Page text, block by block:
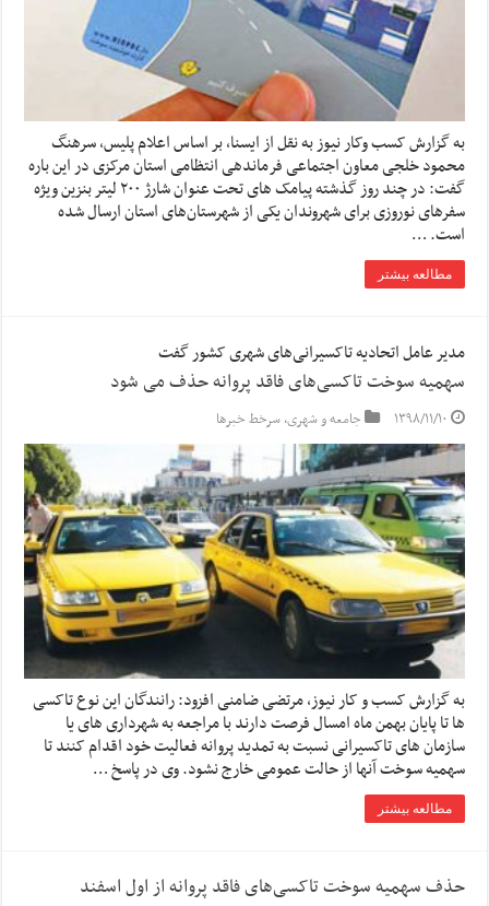
به گزارش کسب وکار نیوز به نقل از ایسنا, بر اساس اعلام پلیس، سرهنگ
محمود خلجی معاون اجتماعی فرماندهی انتظامی استان مرکزی در این باره
گفت: در چند روز گذشته پیامک های تحت عنوان شارژ ۲۰۰ لیتر بنزین ویژه
سفرهای نوروزی برای شهروندان یکی از شهرستان‌های استان ارسال شده
است. …
مطالعه بیشتر
مدیر عامل اتحادیه تاکسیرانی‌های شهری کشور گفت
سهمیه سوخت تاکسی‌های فاقد پروانه حذف می شود
۱۳۹۸/۱۱/۱۰ جامعه و شهری,سرخط خبرها
به گزارش کسب و کار نیوز، مرتضی ضامنی افزود: رانندگان این نوع تاکسی
ها تا پایان بهمن ماه امسال فرصت دارند با مراجعه به شهرداری های یا
سازمان های تاکسیرانی نسبت به تمدید پروانه فعالیت خود اقدام کنند تا
سهمیه سوخت آنها از حالت عمومی خارج نشود. وی در پاسخ …
مطالعه بیشتر
حذف سهمیه سوخت تاکسی‌های فاقد پروانه از اول اسفند